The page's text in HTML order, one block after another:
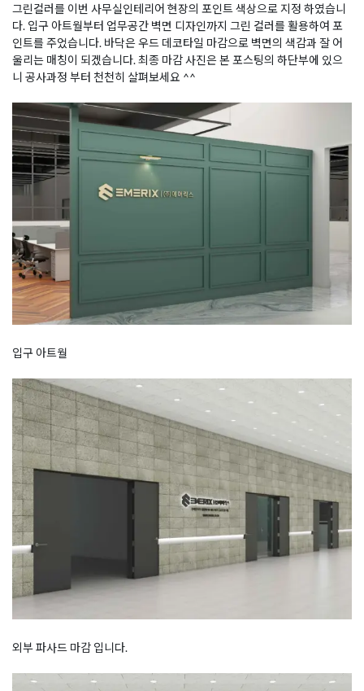
그린컬러를 이번 사무실인테리어 현장의 포인트 색상으로 지정 하였습니
다. 입구 아트월부터 업무공간 벽면 디자인까지 그린 컬러를 활용하여 포
인트를 주었습니다. 바닥은 우드 데코타일 마감으로 벽면의 색감과 잘 어
울리는 매칭이 되겠습니다. 최종 마감 사진은 본 포스팅의 하단부에 있으
니 공사과정 부터 천천히 살펴보세요 ^^
입구 아트월
외부 파사드 마감 입니다.